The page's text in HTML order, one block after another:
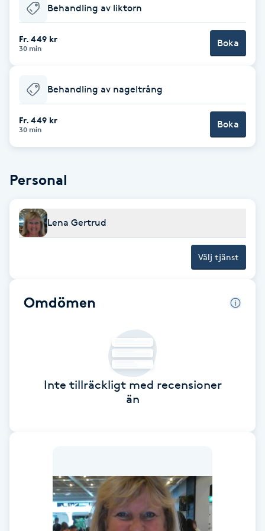
Babylights
Balayage
Bambumassage
Barber
BIAB
Blowout
Bröllopsuppsättning
Celluliter
Color correction
Behandling av liktorn
Fr. 449 kr
30 min Boka
Behandling av nageltrång
Fr. 449 kr
30 min Boka
Personal
Lena Gertrud
Välj tjänst
Omdömen
Inte tillräckligt med recensioner
än